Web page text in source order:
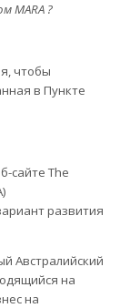
MARA ?
чтобы
в Пункте
сайте The
развития
Австралийский
на
на